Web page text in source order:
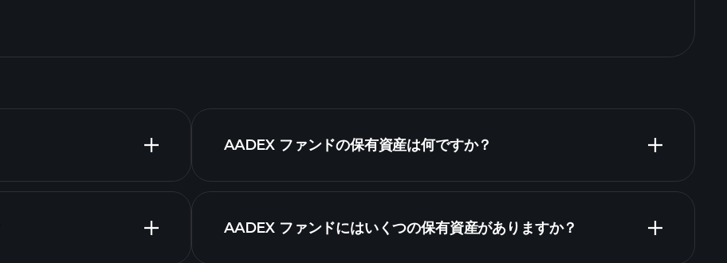
AADEX ファンドの保有資産は何ですか？
AADEX ファンドにはいくつの保有資産がありますか？